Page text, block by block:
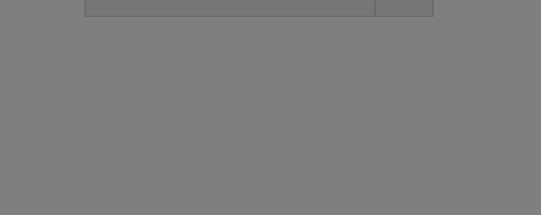
undermeny